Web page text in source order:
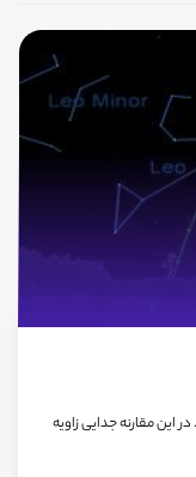
در این مقارنه جدایی زاویه